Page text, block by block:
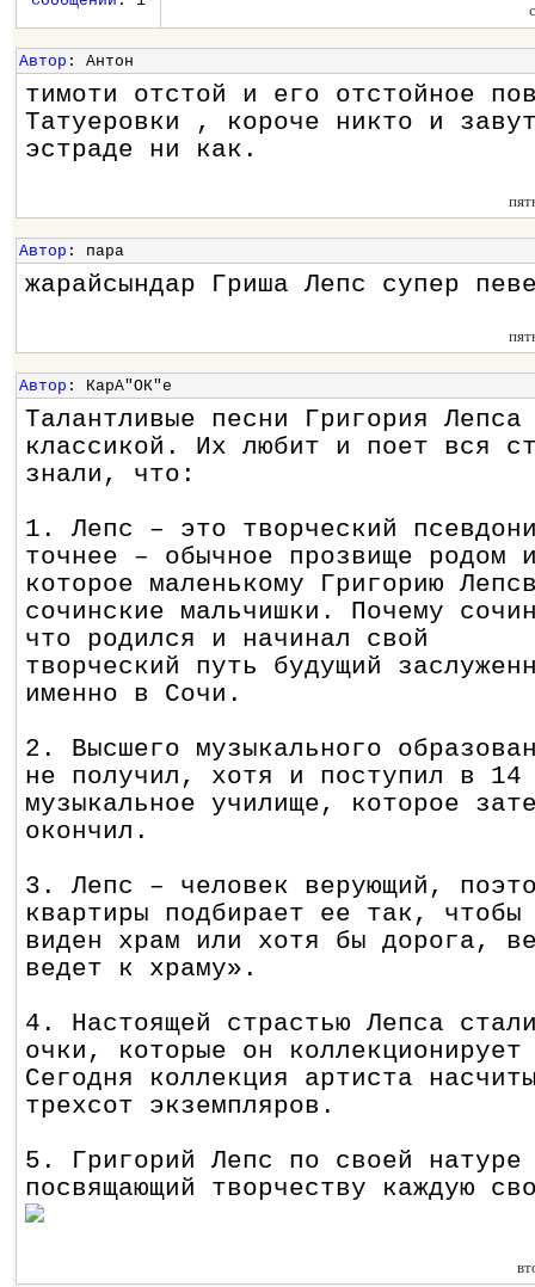
Автор : Антон
тимоти отстой и его отстойное
Татуеровки , короче никто и
эстраде ни как.
Автор : пара
жарайсындар Гриша Лепс супер
Автор : КарА"ОК"е
Талантливые песни Григория
классикой. Их любит и поет вся
знали, что:
1. Лепс – это творческий
точнее – обычное прозвище родом
которое маленькому Григорию
сочинские мальчишки. Почему
что родился и начинал свой
творческий путь будущий
именно в Сочи.
2. Высшего музыкального
не получил, хотя и поступил в 14
музыкальное училище, которое
окончил.
3. Лепс – человек верующий,
квартиры подбирает ее так,
виден храм или хотя бы дорога,
ведет к храму».
4. Настоящей страстью Лепса
очки, которые он
Сегодня коллекция артиста
трехсот экземпляров.
5. Григорий Лепс по своей натуре
посвящающий творчеству каждую